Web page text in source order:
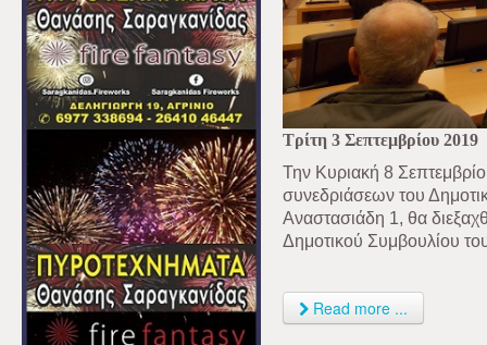
Τρίτη 3 Σεπτεμβρίου 2019
Την Κυριακή 8
συνεδριάσεων του
Αναστασιάδη 1, θα
Δημοτικού Συμβουλίου
Read more ...